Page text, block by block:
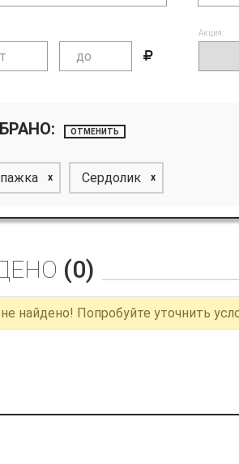
Акция:
ОТМЕНИТЬ
x Сердолик x
(0)
найдено! Попробуйте уточнить